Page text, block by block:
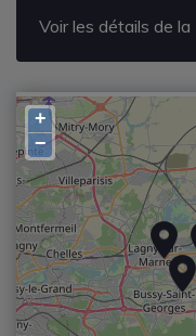
+
−
Voir les détails de la